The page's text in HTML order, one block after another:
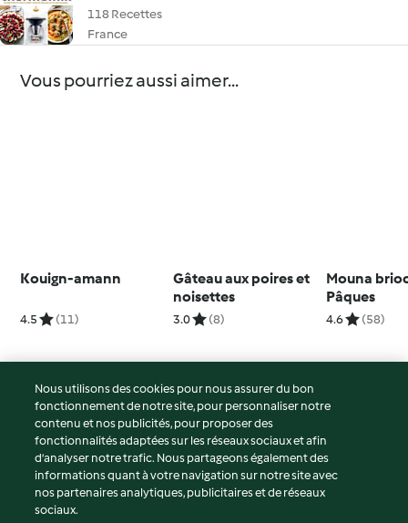
118 Recettes
France
Vous pourriez aussi aimer...
Kouign-amann
4.5 (11)
Gâteau aux poires et
noisettes
3.0 (8)
Mouna
Pâques
4.6 (58)
© Copyright 2026
Conditions d'utilisation
Politique de confidentialité
Non-responsabilité
Mentions légales
Nous utilisons des cookies pour nous assurer du bon
fonctionnement de notre site, pour personnaliser notre
contenu et nos publicités, pour proposer des
fonctionnalités adaptées sur les réseaux sociaux et afin
d’analyser notre trafic. Nous partageons également des
informations quant à votre navigation sur notre site avec
nos partenaires analytiques, publicitaires et de réseaux
sociaux.